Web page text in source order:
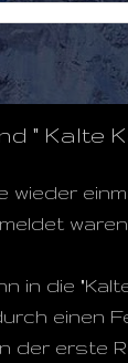
" Kalte
wieder
in die
einen
der erste